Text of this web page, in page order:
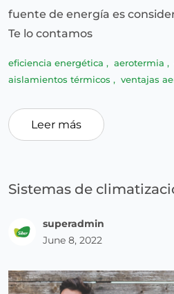
fuente de energía es
Te lo contamos
eficiencia energética , aerotermia ,
aislamientos térmicos , ventajas
Leer más
Sistemas de
superadmin
June 8, 2022